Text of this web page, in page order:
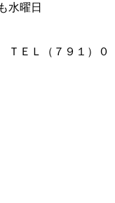
水曜日
ＥＬ（７９１）０